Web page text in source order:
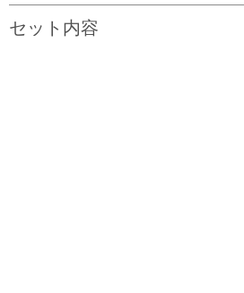
正絹100%
身長 約 155 ～ 178 cm
バスト 100 cm/ ヒップ 100 cmまで
セット内容